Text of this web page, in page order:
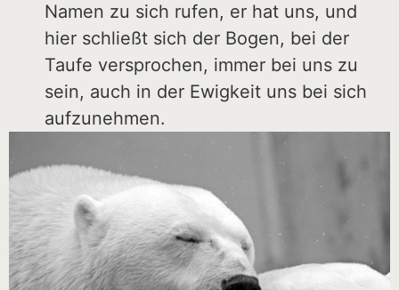
Namen zu sich rufen, er hat uns, und
hier schließt sich der Bogen, bei der
Taufe versprochen, immer bei uns zu
sein, auch in der Ewigkeit uns bei sich
aufzunehmen.